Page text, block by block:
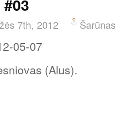
7th, 2012 Šarūnas
05-07
(Alus).